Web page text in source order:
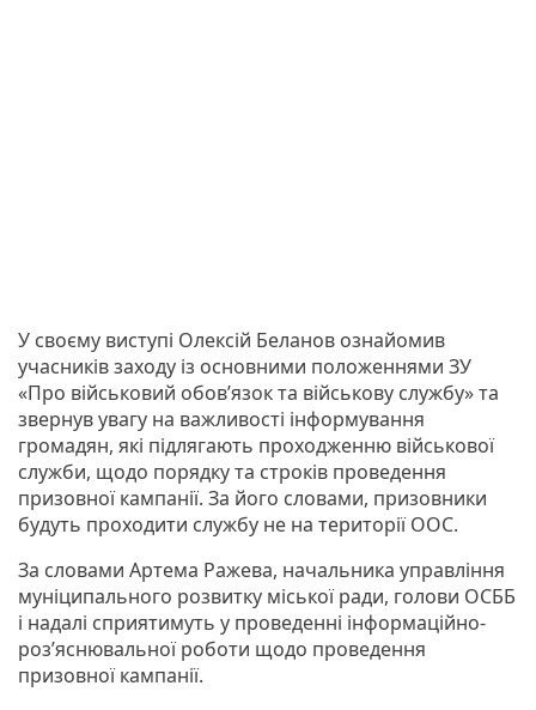
У своєму виступі Олексій Беланов ознайомив
учасників заходу із основними положеннями ЗУ
«Про військовий обов’язок та військову службу» та
звернув увагу на важливості інформування
громадян, які підлягають проходженню військової
служби, щодо порядку та строків проведення
призовної кампанії. За його словами, призовники
будуть проходити службу не на території ООС.
За словами Артема Ражева, начальника управління
муніципального розвитку міської ради, голови ОСББ
і надалі сприятимуть у проведенні інформаційно-
роз’яснювальної роботи щодо проведення
призовної кампанії.